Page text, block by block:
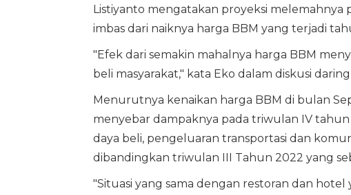
Listiyanto mengatakan proyeksi
imbas dari naiknya harga BBM yang terjadi
"Efek dari semakin mahalnya harga BBM
beli masyarakat," kata Eko dalam diskusi
Menurutnya kenaikan harga BBM di bulan
menyebar dampaknya pada triwulan IV
daya beli, pengeluaran transportasi dan
dibandingkan triwulan III Tahun 2022 yang
"Situasi yang sama dengan restoran dan hotel